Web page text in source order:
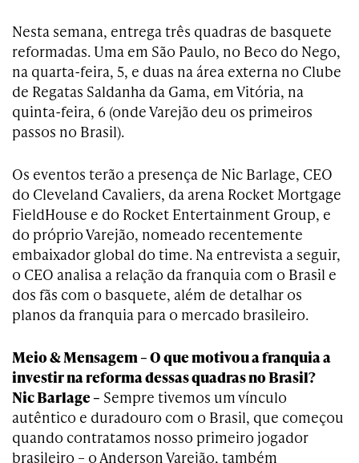
Nesta semana, entrega três quadras de basquete
reformadas. Uma em São Paulo, no Beco do Nego,
na quarta-feira, 5, e duas na área externa no Clube
de Regatas Saldanha da Gama, em Vitória, na
quinta-feira, 6 (onde Varejão deu os primeiros
passos no Brasil).
Os eventos terão a presença de Nic Barlage, CEO
do Cleveland Cavaliers, da arena Rocket Mortgage
FieldHouse e do Rocket Entertainment Group, e
do próprio Varejão, nomeado recentemente
embaixador global do time. Na entrevista a seguir,
o CEO analisa a relação da franquia com o Brasil e
dos fãs com o basquete, além de detalhar os
planos da franquia para o mercado brasileiro.
Meio & Mensagem – O que motivou a franquia a
investir na reforma dessas quadras no Brasil?
Nic Barlage – Sempre tivemos um vínculo
autêntico e duradouro com o Brasil, que começou
quando contratamos nosso primeiro jogador
brasileiro – o Anderson Varejão, também